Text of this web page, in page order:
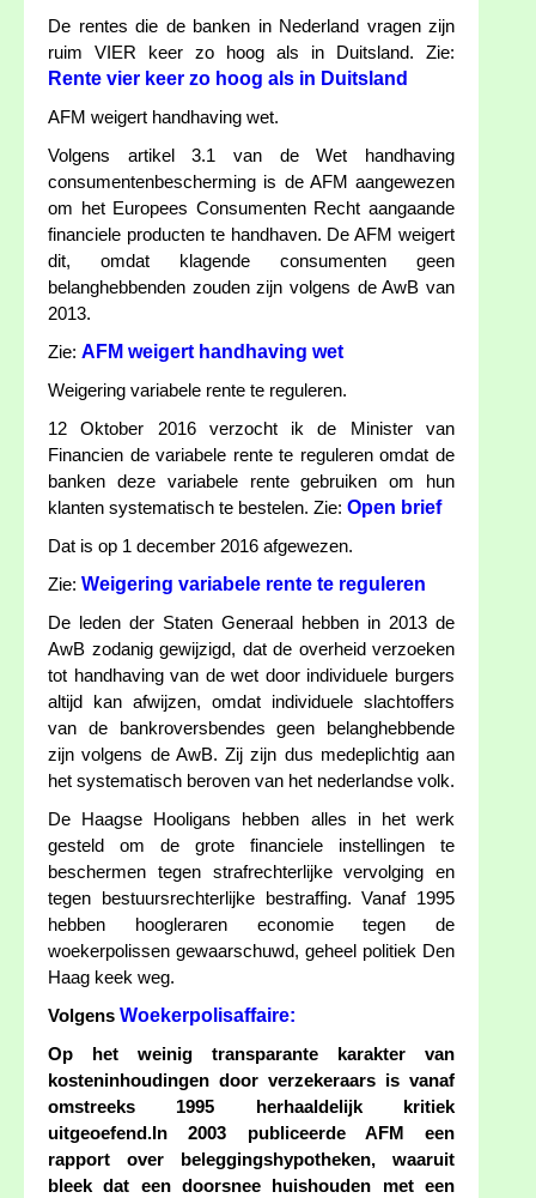
De rentes die de banken in Nederland vragen zijn
ruim VIER keer zo hoog als in Duitsland. Zie:
Rente vier keer zo hoog als in Duitsland
AFM weigert handhaving wet.
Volgens artikel 3.1 van de Wet handhaving
consumentenbescherming is de AFM aangewezen
om het Europees Consumenten Recht aangaande
financiele producten te handhaven. De AFM weigert
dit, omdat klagende consumenten geen
belanghebbenden zouden zijn volgens de AwB van
2013.
Zie: AFM weigert handhaving wet
Weigering variabele rente te reguleren.
12 Oktober 2016 verzocht ik de Minister van
Financien de variabele rente te reguleren omdat de
banken deze variabele rente gebruiken om hun
klanten systematisch te bestelen. Zie: Open brief
Dat is op 1 december 2016 afgewezen.
Zie: Weigering variabele rente te reguleren
De leden der Staten Generaal hebben in 2013 de
AwB zodanig gewijzigd, dat de overheid verzoeken
tot handhaving van de wet door individuele burgers
altijd kan afwijzen, omdat individuele slachtoffers
van de bankroversbendes geen belanghebbende
zijn volgens de AwB. Zij zijn dus medeplichtig aan
het systematisch beroven van het nederlandse volk.
De Haagse Hooligans hebben alles in het werk
gesteld om de grote financiele instellingen te
beschermen tegen strafrechterlijke vervolging en
tegen bestuursrechterlijke bestraffing. Vanaf 1995
hebben hoogleraren economie tegen de
woekerpolissen gewaarschuwd, geheel politiek Den
Haag keek weg.
Volgens Woekerpolisaffaire:
Op het weinig transparante karakter van
kosteninhoudingen door verzekeraars is vanaf
omstreeks 1995 herhaaldelijk kritiek
uitgeoefend.In 2003 publiceerde AFM een
rapport over beleggingshypotheken, waaruit
bleek dat een doorsnee huishouden met een